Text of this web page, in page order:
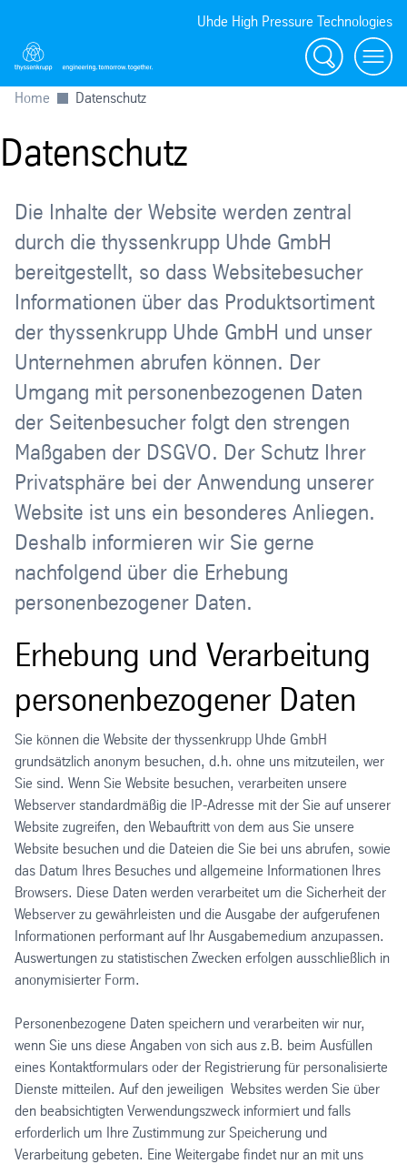
Uhde High Pressure Technologies
Suche
Home Datenschutz
Datenschutz
Die Inhalte der Website werden zentral
durch die thyssenkrupp Uhde GmbH
bereitgestellt, so dass Websitebesucher
Informationen über das Produktsortiment
der thyssenkrupp Uhde GmbH und unser
Unternehmen abrufen können. Der
Umgang mit personenbezogenen Daten
der Seitenbesucher folgt den strengen
Maßgaben der DSGVO. Der Schutz Ihrer
Privatsphäre bei der Anwendung unserer
Website ist uns ein besonderes Anliegen.
Deshalb informieren wir Sie gerne
nachfolgend über die Erhebung
personenbezogener Daten.
Erhebung und Verarbeitung
personenbezogener Daten
Sie können die Website der thyssenkrupp Uhde GmbH
grundsätzlich anonym besuchen, d.h. ohne uns mitzuteilen, wer
Sie sind. Wenn Sie Website besuchen, verarbeiten unsere
Webserver standardmäßig die IP-Adresse mit der Sie auf unserer
Website zugreifen, den Webauftritt von dem aus Sie unsere
Website besuchen und die Dateien die Sie bei uns abrufen, sowie
das Datum Ihres Besuches und allgemeine Informationen Ihres
Browsers. Diese Daten werden verarbeitet um die Sicherheit der
Webserver zu gewährleisten und die Ausgabe der aufgerufenen
Informationen performant auf Ihr Ausgabemedium anzupassen.
Auswertungen zu statistischen Zwecken erfolgen ausschließlich in
anonymisierter Form.
Personenbezogene Daten speichern und verarbeiten wir nur,
wenn Sie uns diese Angaben von sich aus z.B. beim Ausfüllen
eines Kontaktformulars oder der Registrierung für personalisierte
Dienste mitteilen. Auf den jeweiligen Websites werden Sie über
den beabsichtigten Verwendungszweck informiert und falls
erforderlich um Ihre Zustimmung zur Speicherung und
Verarbeitung gebeten. Eine Weitergabe findet nur an mit uns